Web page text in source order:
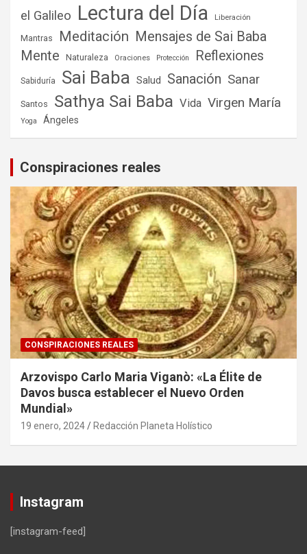
el Galileo Lectura del Día Liberación
Mantras Meditación Mensajes de Sai Baba
Mente
Naturaleza Oraciones Protección Reflexiones
Sabiduría Sai Baba Salud Sanación Sanar
Santos Sathya Sai Baba Vida Virgen María
Yoga Ángeles
Conspiraciones reales
CONSPIRACIONES REALES
Arzovispo Carlo Maria Viganò: «La Élite de
Davos busca establecer el Nuevo Orden
Mundial»
19 enero, 2024 Redacción Planeta Holístico
Instagram
[instagram-feed]